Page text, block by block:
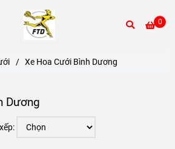
0
/ Xe Hoa Cưới Bình Dương
Dương